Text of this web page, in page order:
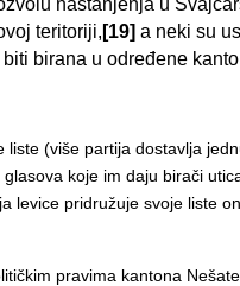
teritoriji,[19] a neki su
birana u određene
liste (više partija dostavlja
koje im daju birači
levice pridružuje svoje liste
pravima kantona